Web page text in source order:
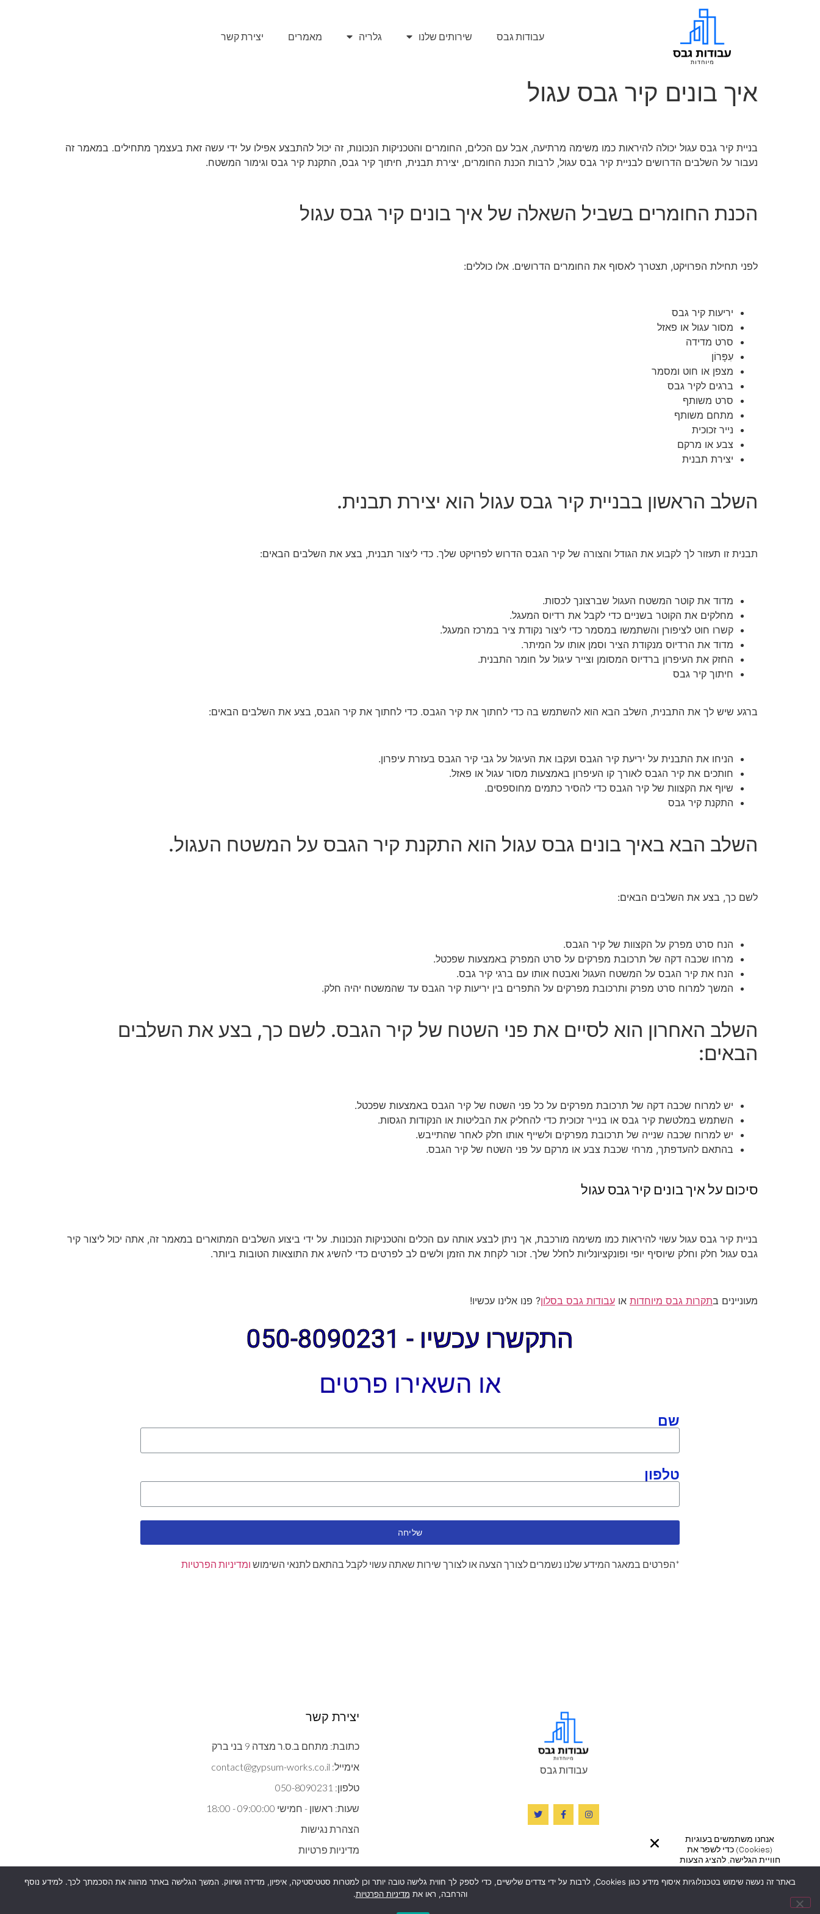
עבודות גבס שירותים שלנו גלריה מאמרים יצירת קשר
איך בונים קיר גבס עגול
בניית קיר גבס עגול יכולה להיראות כמו משימה מרתיעה, אבל עם הכלים, החומרים והטכניקות הנכונות, זה יכול להתבצע אפילו על ידי עשה זאת בעצמך מתחילים. במאמר זה
נעבור על השלבים הדרושים לבניית קיר גבס עגול, לרבות הכנת החומרים, יצירת תבנית, חיתוך קיר גבס, התקנת קיר גבס וגימור המשטח.
הכנת החומרים בשביל השאלה של איך בונים קיר גבס עגול
לפני תחילת הפרויקט, תצטרך לאסוף את החומרים הדרושים. אלו כוללים:
יריעות קיר גבס
מסור עגול או פאזל
סרט מדידה
עִפָּרוֹן
מצפן או חוט ומסמר
ברגים לקיר גבס
סרט משותף
מתחם משותף
נייר זכוכית
צבע או מרקם
יצירת תבנית
השלב הראשון בבניית קיר גבס עגול הוא יצירת תבנית.
תבנית זו תעזור לך לקבוע את הגודל והצורה של קיר הגבס הדרוש לפרויקט שלך. כדי ליצור תבנית, בצע את השלבים הבאים:
מדוד את קוטר המשטח העגול שברצונך לכסות.
מחלקים את הקוטר בשניים כדי לקבל את רדיוס המעגל.
קשרו חוט לציפורן והשתמשו במסמר כדי ליצור נקודת ציר במרכז המעגל.
מדוד את הרדיוס מנקודת הציר וסמן אותו על המיתר.
החזק את העיפרון ברדיוס המסומן וצייר עיגול על חומר התבנית.
חיתוך קיר גבס
ברגע שיש לך את התבנית, השלב הבא הוא להשתמש בה כדי לחתוך את קיר הגבס. כדי לחתוך את קיר הגבס, בצע את השלבים הבאים:
הניחו את התבנית על יריעת קיר הגבס ועקבו את העיגול על גבי קיר הגבס בעזרת עיפרון.
חותכים את קיר הגבס לאורך קו העיפרון באמצעות מסור עגול או פאזל.
שיוף את הקצוות של קיר הגבס כדי להסיר כתמים מחוספסים.
התקנת קיר גבס
השלב הבא באיך בונים גבס עגול הוא התקנת קיר הגבס על המשטח העגול.
לשם כך, בצע את השלבים הבאים:
הנח סרט מפרק על הקצוות של קיר הגבס.
מרחו שכבה דקה של תרכובת מפרקים על סרט המפרק באמצעות שפכטל.
הנח את קיר הגבס על המשטח העגול ואבטח אותו עם ברגי קיר גבס.
המשך למרוח סרט מפרק ותרכובת מפרקים על התפרים בין יריעות קיר הגבס עד שהמשטח יהיה חלק.
השלב האחרון הוא לסיים את פני השטח של קיר הגבס. לשם כך, בצע את השלבים
הבאים:
יש למרוח שכבה דקה של תרכובת מפרקים על כל פני השטח של קיר הגבס באמצעות שפכטל.
השתמש במלטשת קיר גבס או בנייר זכוכית כדי להחליק את הבליטות או הנקודות הגסות.
יש למרוח שכבה שנייה של תרכובת מפרקים ולשייף אותו חלק לאחר שהתייבש.
בהתאם להעדפתך, מרחי שכבת צבע או מרקם על פני השטח של קיר הגבס.
סיכום על איך בונים קיר גבס עגול
בניית קיר גבס עגול עשוי להיראות כמו משימה מורכבת, אך ניתן לבצע אותה עם הכלים והטכניקות הנכונות. על ידי ביצוע השלבים המתוארים במאמר זה, אתה יכול ליצור קיר
גבס עגול חלק וחלק שיוסיף יופי ופונקציונליות לחלל שלך. זכור לקחת את הזמן ולשים לב לפרטים כדי להשיג את התוצאות הטובות ביותר.
מעוניינים בתקרות גבס מיוחדות או עבודות גבס בסלון? פנו אלינו עכשיו!
התקשרו עכשיו - 050-8090231
או השאירו פרטים
שם
טלפון
שליחה
*הפרטים במאגר המידע שלנו נשמרים לצורך הצעה או לצורך שירות שאתה עשוי לקבל בהתאם לתנאי השימוש ומדיניות הפרטיות
עבודות גבס
יצירת קשר
כתובת: מתחם ב.ס.ר מצדה 9 בני ברק
אימייל: contact@gypsum-works.co.il
טלפון: 050-8090231
שעות: ראשון - חמישי 09:00:00 - 18:00
הצהרת נגישות
מדיניות פרטיות
באתר זה נעשה שימוש בטכנולוגיות איסוף מידע כגון Cookies, לרבות על ידי צדדים שלישיים, כדי לספק לך חווית גלישה טובה יותר וכן למטרות סטטיסטיקה, איפיון, מדידה ושיווק. המשך הגלישה באתר מהווה את הסכמתך לכך. למידע נוסף
והרחבה, ראו את מדיניות הפרטיות.
אנחנו משתמשים בעוגיות
(cookies) כדי לשפר את
חוויית הגלישה, להציג הצעות
כמפורטבמדיניות הפרטיות